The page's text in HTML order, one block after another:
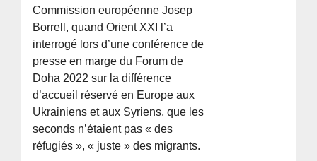
Commission européenne Josep
Borrell, quand Orient XXI l’a
interrogé lors d’une conférence de
presse en marge du Forum de
Doha 2022 sur la différence
d’accueil réservé en Europe aux
Ukrainiens et aux Syriens, que les
seconds n’étaient pas « des
réfugiés », « juste » des migrants.